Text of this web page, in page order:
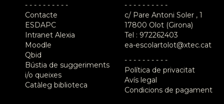
- - - - - - - - - -
Contacte
ESDAPC
Intranet Alexia
Moodle
Qbid
Bústia de suggeriments
i/o queixes
Catàleg biblioteca
- - - - - - - - - -
c/ Pare Antoni Soler , 1
17800 Olot (Girona)
Tel : 972262403
ea-escolartolot@xtec.cat
- - - - - - - - - -
Política de privacitat
Avís legal
Condicions de pagament